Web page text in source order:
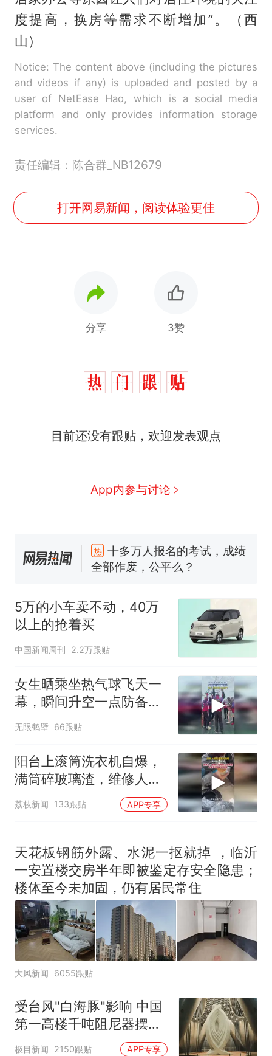
度提高，换房等需求不断增加”。（西
山）
Notice: The content above (including the pictures
and videos if any) is uploaded and posted by a
user of NetEase Hao, which is a social media
platform and only provides information storage
services.
责任编辑：陈合群_NB12679
打开网易新闻，阅读体验更佳
分享 3赞
目前还没有跟贴，欢迎发表观点
App内参与讨论
热 十多万人报名的考试，成绩
全部作废，公平么？
家，刚改国名，总统就邀请中
国大使骑行绕了几乎整个国境
线一圈，还曾两次到中国寻根
5万的小车卖不动，40万以上
的抢着买
浙江人戒备 "白海豚"已创我国
视频丨只要一枚命中就能让航
母瘫痪 轰-6J实力有多强？
泰州父亲的手写家书遗失30
年，网友淘到后寄给女儿：花
全部作废，公平么？
5万的小车卖不动，40万
以上的抢着买
中国新闻周刊 2.2万跟贴
女生晒乘坐热气球飞天一
幕，瞬间升空一点防备都
没有
无限鹤壁 66跟贴
阳台上滚筒洗衣机自爆，
满筒碎玻璃渣，维修人员
称是人为原因，从未见过
荔枝新闻 133跟贴 APP专享
天花板钢筋外露、水泥一抠就掉 ，临沂
一安置楼交房半年即被鉴定存安全隐患；
楼体至今未加固，仍有居民常住
大风新闻 6055跟贴
受台风"白海豚"影响 中国
第一高楼千吨阻尼器摆动
明显
极目新闻 2150跟贴 APP专享